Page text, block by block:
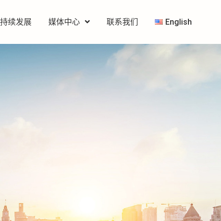
续发展 媒体中心 联系我们 English